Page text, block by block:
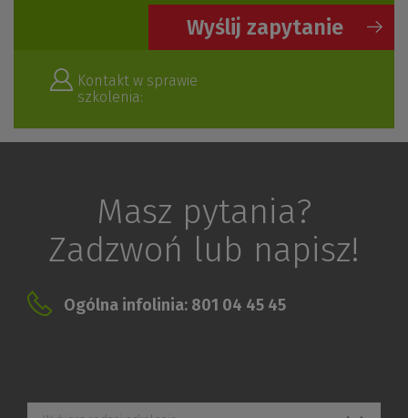
Wyślij zapytanie
Kontakt w sprawie
szkolenia:
Masz pytania?
Zadzwoń lub napisz!
Ogólna infolinia: 801 04 45 45